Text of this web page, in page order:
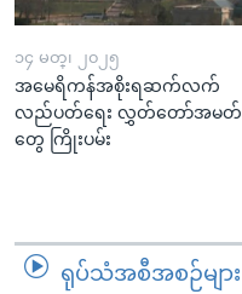
၁၄ မတ္၊ ၂၀၂၅
အမေရိကန်အစိုးရဆက်လက်
လည်ပတ်ရေး လွှတ်တော်အမတ်
တွေ ကြိုးပမ်း
ရုပ်သံအစီအစဉ်များ